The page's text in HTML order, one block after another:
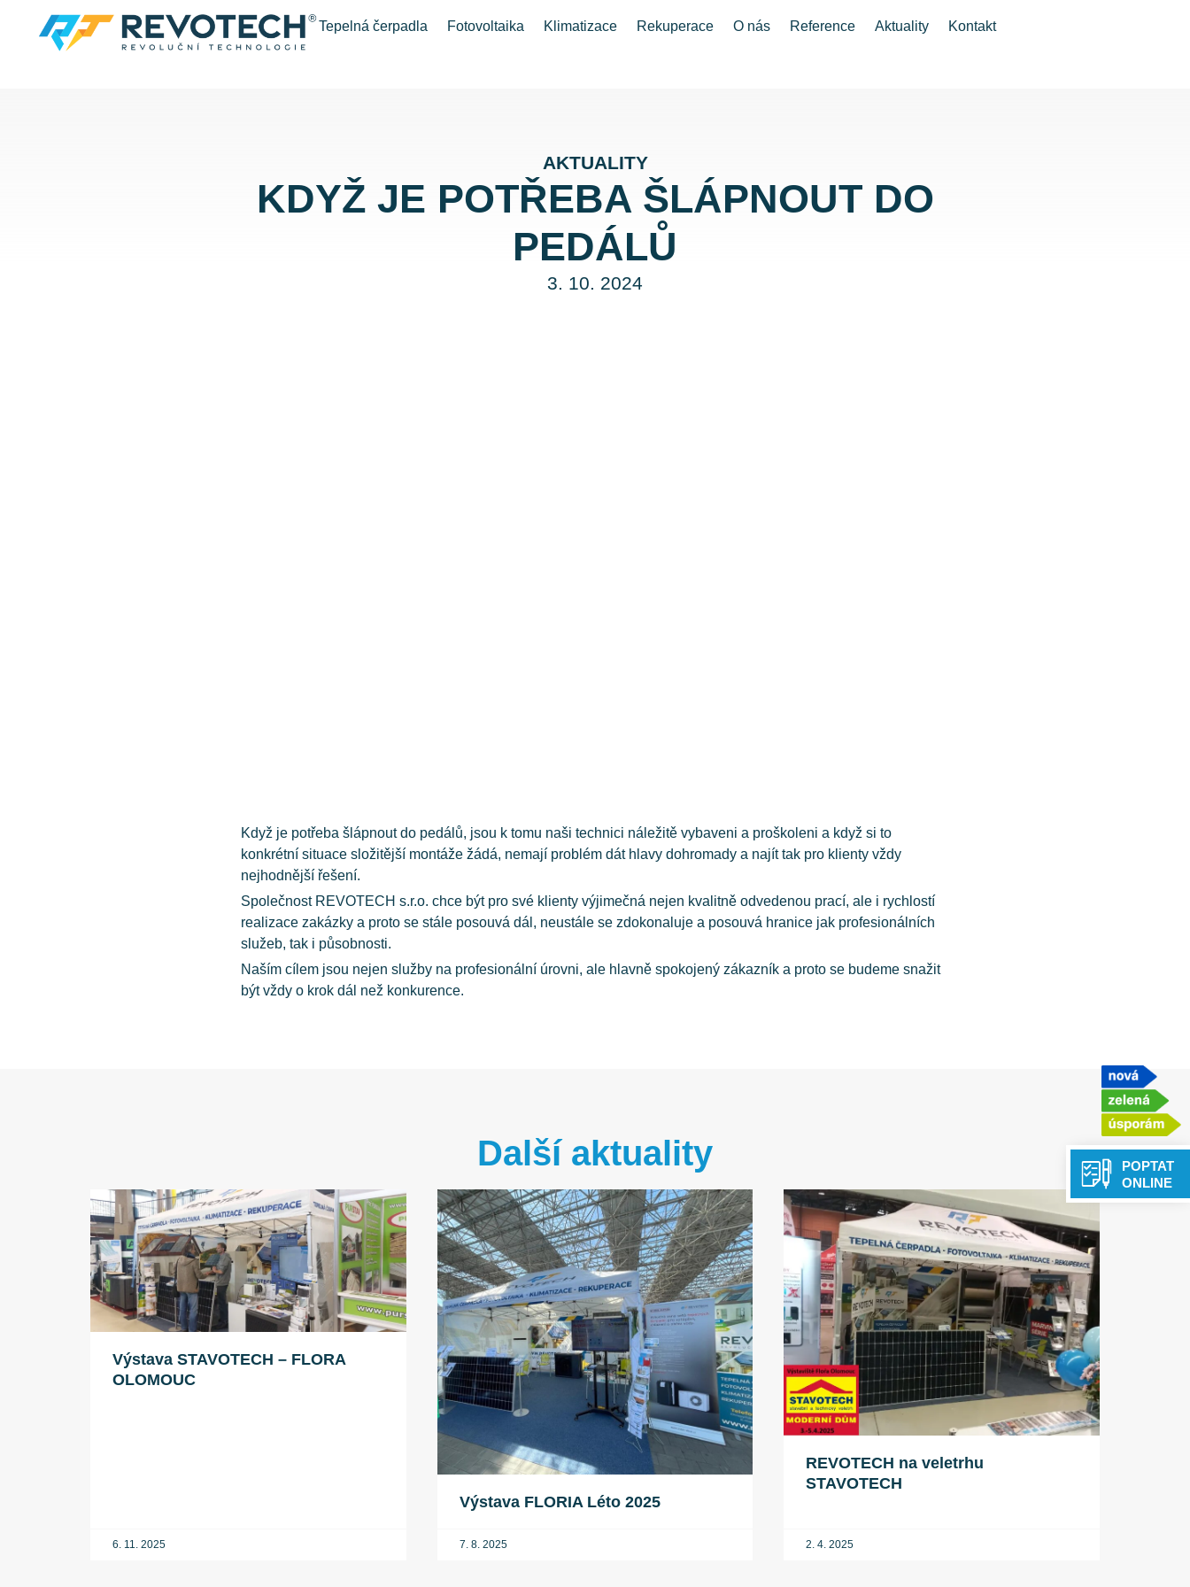
Tepelná čerpadla Fotovoltaika Klimatizace Rekuperace O nás Reference Aktuality Kontakt
AKTUALITY
KDYŽ JE POTŘEBA ŠLÁPNOUT DO
PEDÁLŮ
3. 10. 2024
Když je potřeba šlápnout do pedálů, jsou k tomu naši technici náležitě vybaveni a proškoleni a když si to
konkrétní situace složitější montáže žádá, nemají problém dát hlavy dohromady a najít tak pro klienty vždy
nejhodnější řešení.
Společnost REVOTECH s.r.o. chce být pro své klienty výjimečná nejen kvalitně odvedenou prací, ale i rychlostí
realizace zakázky a proto se stále posouvá dál, neustále se zdokonaluje a posouvá hranice jak profesionálních
služeb, tak i působnosti.
Naším cílem jsou nejen služby na profesionální úrovni, ale hlavně spokojený zákazník a proto se budeme snažit
být vždy o krok dál než konkurence.
Další aktuality
Výstava STAVOTECH – FLORA
OLOMOUC
6. 11. 2025
Výstava FLORIA Léto 2025
7. 8. 2025
REVOTECH na veletrhu
STAVOTECH
2. 4. 2025
POPTAT
ONLINE